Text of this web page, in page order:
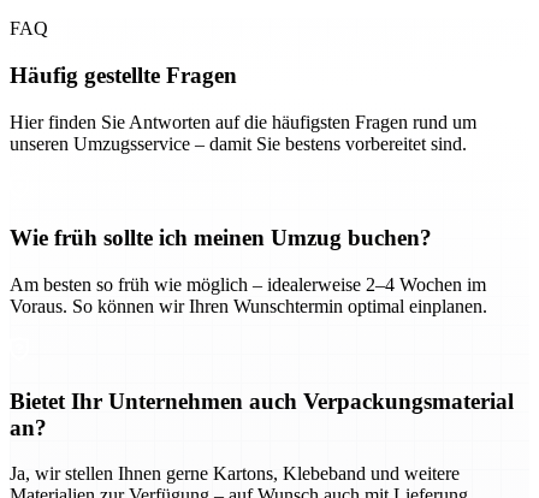
FAQ
Häufig gestellte Fragen
Hier finden Sie Antworten auf die häufigsten Fragen rund um
unseren Umzugsservice – damit Sie bestens vorbereitet sind.
Wie früh sollte ich meinen Umzug buchen?
Am besten so früh wie möglich – idealerweise 2–4 Wochen im
Voraus. So können wir Ihren Wunschtermin optimal einplanen.
Bietet Ihr Unternehmen auch Verpackungsmaterial
an?
Ja, wir stellen Ihnen gerne Kartons, Klebeband und weitere